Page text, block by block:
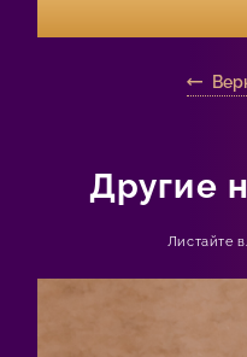
Другие
Листайте